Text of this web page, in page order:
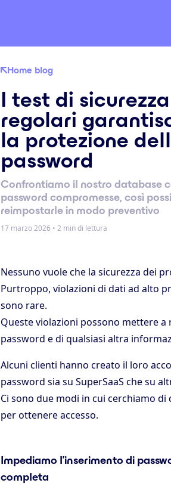
Home blog
I test di sicurezza
regolari
la protezione
password
Confrontiamo il nostro database
password compromesse, così
reimpostarle in modo preventivo
17 marzo 2026 • 2 min di lettura
Nessuno vuole che la sicurezza dei
Purtroppo, violazioni di dati ad alto
sono rare.
Queste violazioni possono mettere
password e di qualsiasi altra
Alcuni clienti hanno creato il loro
password sia su SuperSaaS che su
Ci sono due modi in cui cerchiamo
per ottenere accesso.
Impediamo l’inserimento di
completa